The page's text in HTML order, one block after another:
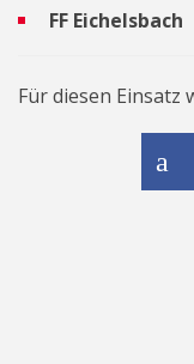
FF Eichelsbach
Für diesen Einsatz